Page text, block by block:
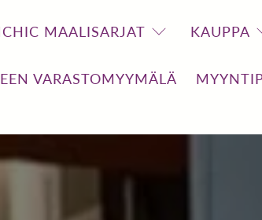
MAALISARJAT KAUPPA
VARASTOMYYMÄLÄ